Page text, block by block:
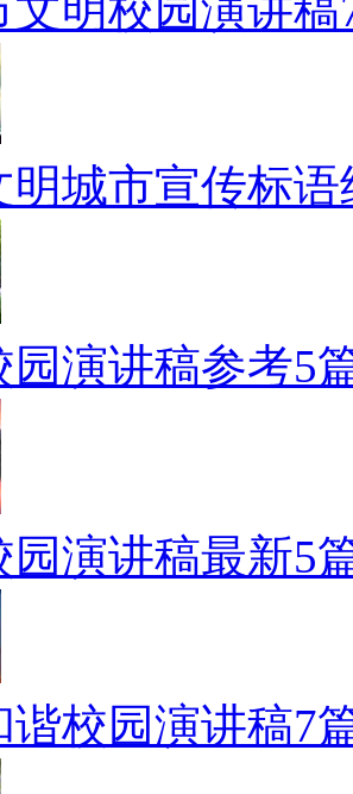
明城市宣传标语
园演讲稿参考5
园演讲稿最新5
谐校园演讲稿7